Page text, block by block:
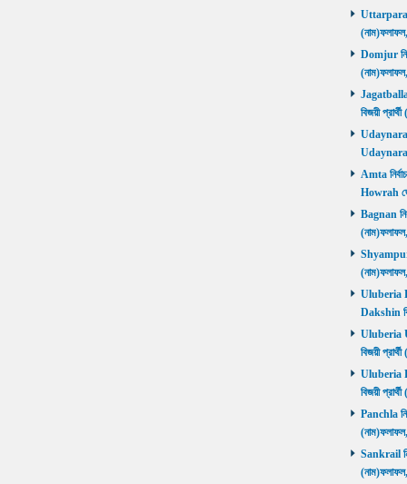
Uttarpara
Domjur
বিজয়ী
Amta
Howrah
Bagnan
Shyampur
Uluberia
Dakshin
Uluberia
বিজয়ী
Uluberia
বিজয়ী
Panchla
Sankrail